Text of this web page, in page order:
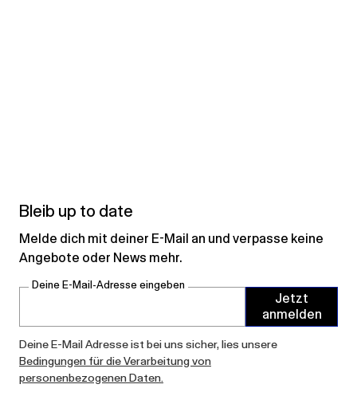
Bleib up to date
Melde dich mit deiner E-Mail an und verpasse keine
Angebote oder News mehr.
Deine E-Mail-Adresse eingeben
Jetzt
anmelden
Deine E-Mail Adresse ist bei uns sicher, lies unsere
Bedingungen für die Verarbeitung von
personenbezogenen Daten.